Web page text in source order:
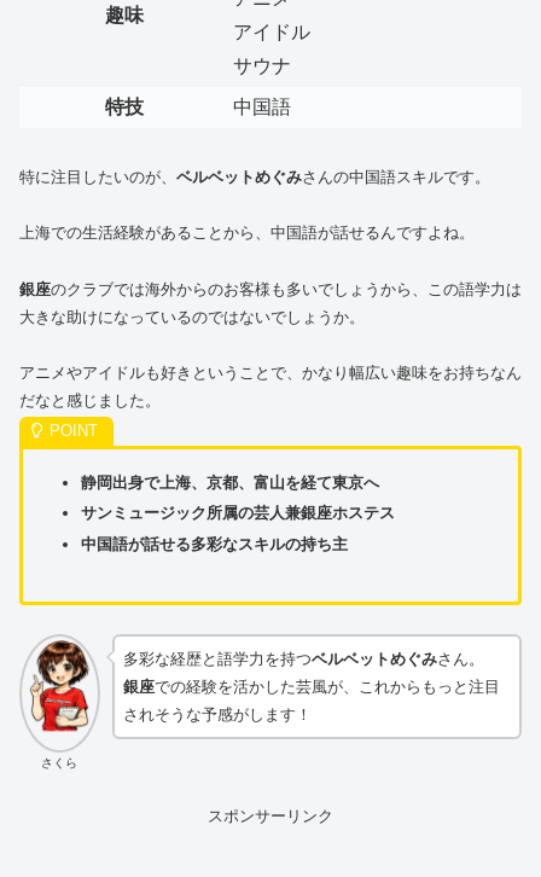
趣味
アイドル
サウナ
特技
中国語
特に注目したいのが、 ベルベットめぐみさんの中国語スキルです。
上海での生活経験があることから、中国語が話せるんですよね。
銀座のクラブでは海外からのお客様も多いでしょうから、この語学力は
大きな助けになっているのではないでしょうか。
アニメやアイドルも好きということで、かなり幅広い趣味をお持ちなん
だなと感じました。
静岡出身で上海、京都、富山を経て東京へ
サンミュージック所属の芸人兼銀座ホステス
中国語が話せる多彩なスキルの持ち主
さくら
多彩な経歴と語学力を持つベルベットめぐみさん。
銀座での経験を活かした芸風が、これからもっと注目
されそうな予感がします！
スポンサーリンク